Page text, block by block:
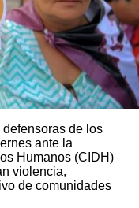
de los
ante la
Humanos (CIDH)
violencia,
de comunidades